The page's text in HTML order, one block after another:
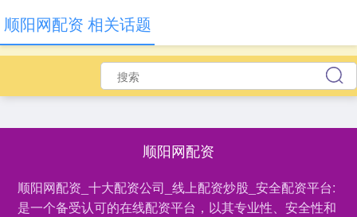
顺阳网配资
顺阳网配资_十大配资公司_线上配资炒股_安全配资平台:
是一个备受认可的在线配资平台，以其专业性、安全性和
顺阳网配资 相关话题